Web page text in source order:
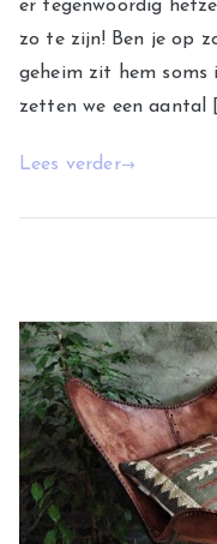
er tegenwoordig
zo te zijn! Ben je op
geheim zit hem
zetten we een aantal
Lees verder